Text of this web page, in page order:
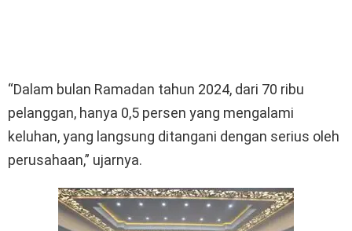
“Dalam bulan Ramadan tahun 2024, dari 70 ribu
pelanggan, hanya 0,5 persen yang mengalami
keluhan, yang langsung ditangani dengan serius oleh
perusahaan,” ujarnya.